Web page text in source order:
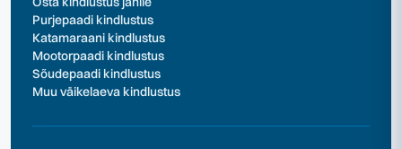
Purjepaadi kindlustus
Katamaraani kindlustus
Mootorpaadi kindlustus
Sõudepaadi kindlustus
Muu väikelaeva kindlustus